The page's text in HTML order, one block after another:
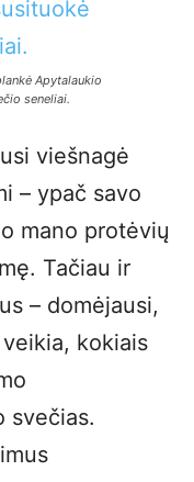
Apytalaukio
seneliai.
viešnagė
– ypač savo
mano protėvių
Tačiau ir
– domėjausi,
kokiais
svečias.